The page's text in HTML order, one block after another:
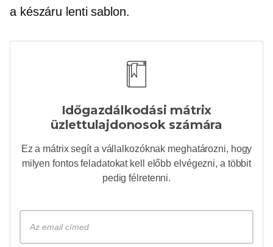
a készáru lenti sablon.
Időgazdálkodási mátrix
üzlettulajdonosok számára
Ez a mátrix segít a vállalkozóknak meghatározni, hogy
milyen fontos feladatokat kell előbb elvégezni, a többit
pedig félretenni.